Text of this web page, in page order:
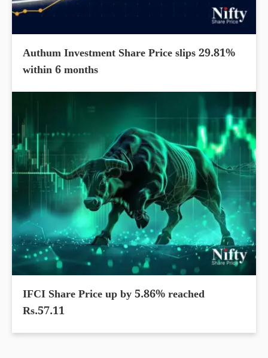
Authum Investment Share Price slips 29.81%
within 6 months
IFCI Share Price up by 5.86% reached
Rs.57.11